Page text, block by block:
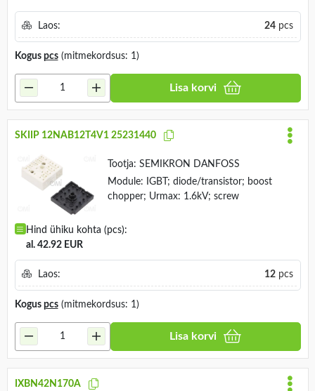
Laos: 24pcs
Kogus pcs(mitmekordsus: 1)
Lisa korvi
SKIIP 12NAB12T4V1 25231440
Tootja: SEMIKRON DANFOSS
Module: IGBT; diode/transistor; boost
chopper; Urmax: 1.6kV; screw
Hind ühiku kohta (pcs):
al. 42.92 EUR
Laos: 12pcs
Kogus pcs(mitmekordsus: 1)
Lisa korvi
IXBN42N170A